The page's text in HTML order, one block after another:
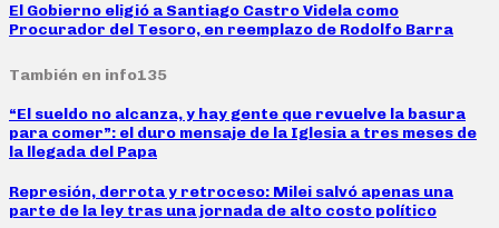
El Gobierno eligió a Santiago Castro Videla como
Procurador del Tesoro, en reemplazo de Rodolfo Barra
También en info135
“El sueldo no alcanza, y hay gente que revuelve la basura
para comer”: el duro mensaje de la Iglesia a tres meses de
la llegada del Papa
Represión, derrota y retroceso: Milei salvó apenas una
parte de la ley tras una jornada de alto costo político